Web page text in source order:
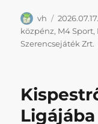
Szerző
vh Közzétéve
2026.07.17.
közpénz, M4 Sport,
Szerencsejáték Zrt.
Ligájába